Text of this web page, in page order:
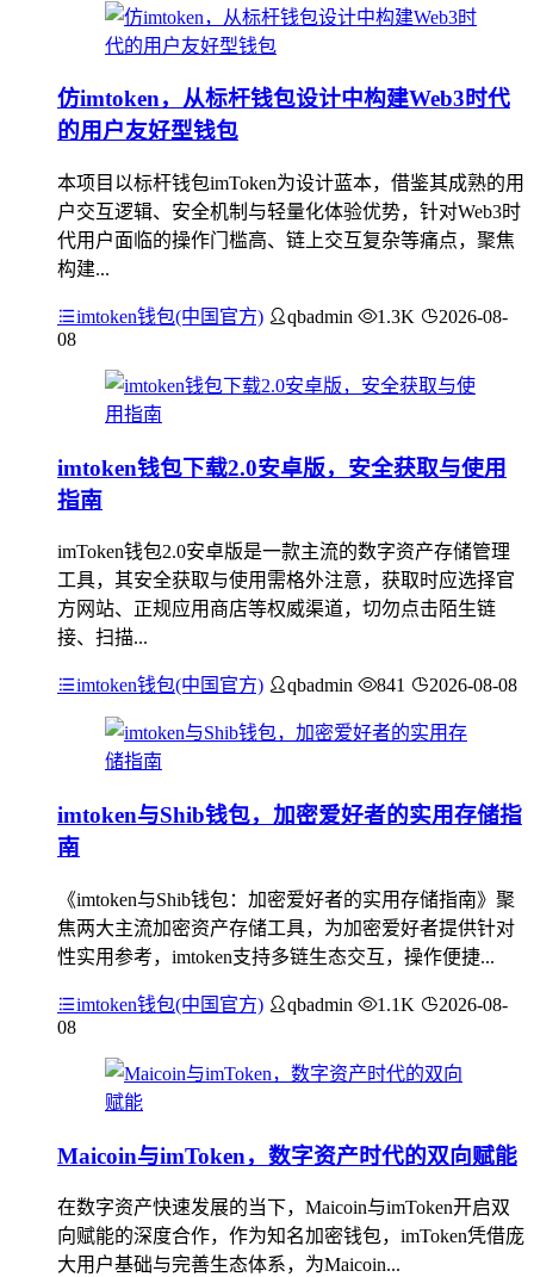
仿imtoken，从标杆钱包设计中构建Web3时代
的用户友好型钱包
本项目以标杆钱包imToken为设计蓝本，借鉴其成熟的用
户交互逻辑、安全机制与轻量化体验优势，针对Web3时
代用户面临的操作门槛高、链上交互复杂等痛点，聚焦
构建...
imtoken钱包(中国官方) qbadmin 1.3K
2026-08-
08
imtoken钱包下载2.0安卓版，安全获取与使用
指南
imToken钱包2.0安卓版是一款主流的数字资产存储管理
工具，其安全获取与使用需格外注意，获取时应选择官
方网站、正规应用商店等权威渠道，切勿点击陌生链
接、扫描...
imtoken钱包(中国官方) qbadmin 841 2026-08-08
imtoken与Shib钱包，加密爱好者的实用存储指
南
《imtoken与Shib钱包：加密爱好者的实用存储指南》聚
焦两大主流加密资产存储工具，为加密爱好者提供针对
性实用参考，imtoken支持多链生态交互，操作便捷...
imtoken钱包(中国官方) qbadmin 1.1K
2026-08-
08
Maicoin与imToken，数字资产时代的双向赋能
在数字资产快速发展的当下，Maicoin与imToken开启双
向赋能的深度合作，作为知名加密钱包，imToken凭借庞
大用户基础与完善生态体系，为Maicoin...